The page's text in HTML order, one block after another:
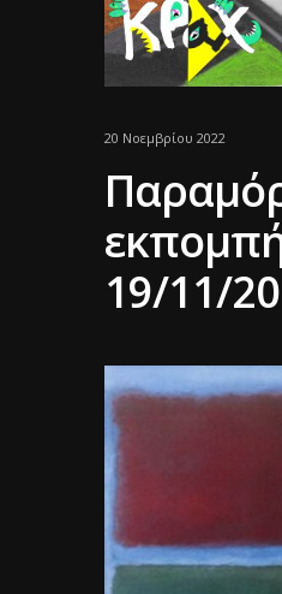
20 Νοεμβρίου 2022
19/11/